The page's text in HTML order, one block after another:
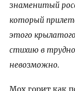
знаменитый
который
этого
стихию в
невозможно.